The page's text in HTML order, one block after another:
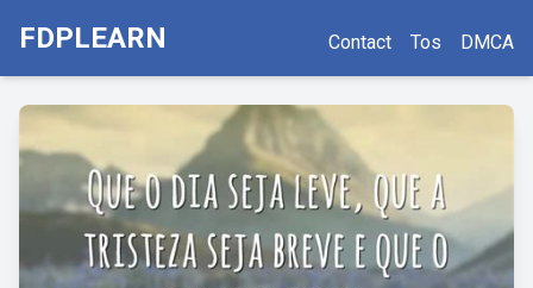
FDPLEARN Contact Tos DMCA